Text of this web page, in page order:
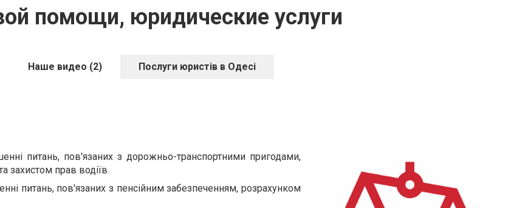
помощи, юридические услуги
Наше видео (2) Послуги юристів в Одесі
питань, пов'язаних з дорожньо-транспортними пригодами,
захистом прав водіїв.
питань, пов'язаних з пенсійним забезпеченням, розрахунком